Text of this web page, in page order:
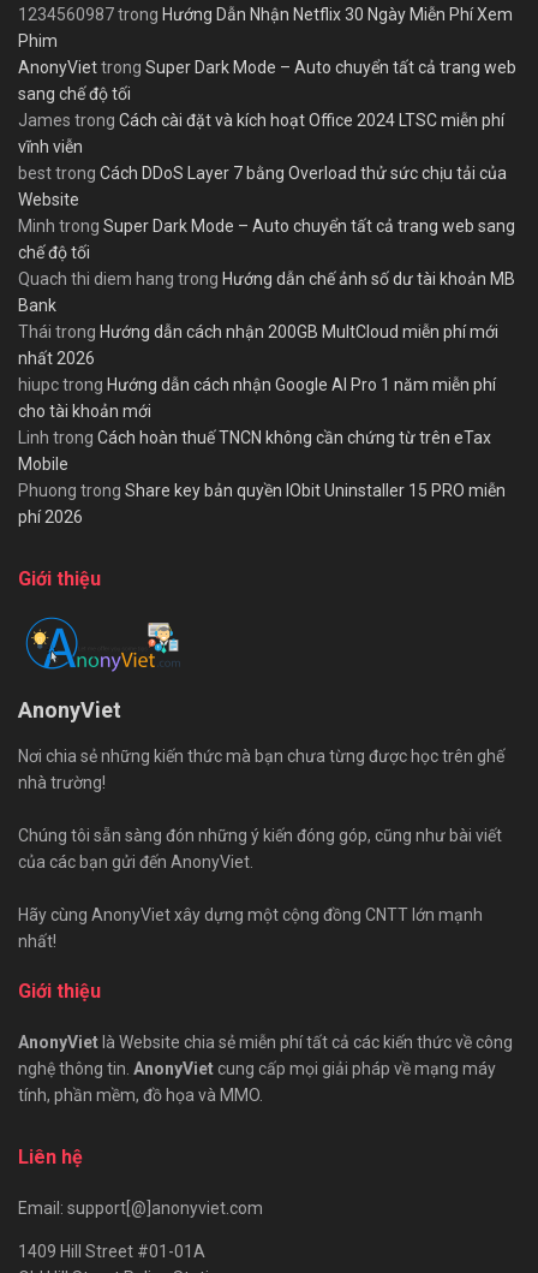
1234560987trong Hướng Dẫn Nhận Netflix 30 Ngày Miễn Phí Xem
Phim
AnonyViettrong Super Dark Mode – Auto chuyển tất cả trang web
sang chế độ tối
James trong Cách cài đặt và kích hoạt Office 2024 LTSC miễn phí
vĩnh viễn
besttrong Cách DDoS Layer 7 bằng Overload thử sức chịu tải của
Website
Minh trong Super Dark Mode – Auto chuyển tất cả trang web sang
chế độ tối
Quach thi diem hang trong Hướng dẫn chế ảnh số dư tài khoản MB
Bank
Thái trong Hướng dẫn cách nhận 200GB MultCloud miễn phí mới
nhất 2026
hiupctrong Hướng dẫn cách nhận Google AI Pro 1 năm miễn phí
cho tài khoản mới
Linh trong Cách hoàn thuế TNCN không cần chứng từ trên eTax
Mobile
Phuong trong Share key bản quyền IObit Uninstaller 15 PRO miễn
phí 2026
Giới thiệu
AnonyViet
Nơi chia sẻ những kiến thức mà bạn chưa từng được học trên ghế
nhà trường!
Chúng tôi sẵn sàng đón những ý kiến đóng góp, cũng như bài viết
của các bạn gửi đến AnonyViet.
Hãy cùng AnonyViet xây dựng một cộng đồng CNTT lớn mạnh
nhất!
Giới thiệu
AnonyViet là Website chia sẻ miễn phí tất cả các kiến thức về công
nghệ thông tin. AnonyViet cung cấp mọi giải pháp về mạng máy
tính, phần mềm, đồ họa và MMO.
Liên hệ
Email: support[@]anonyviet.com
1409 Hill Street #01-01A